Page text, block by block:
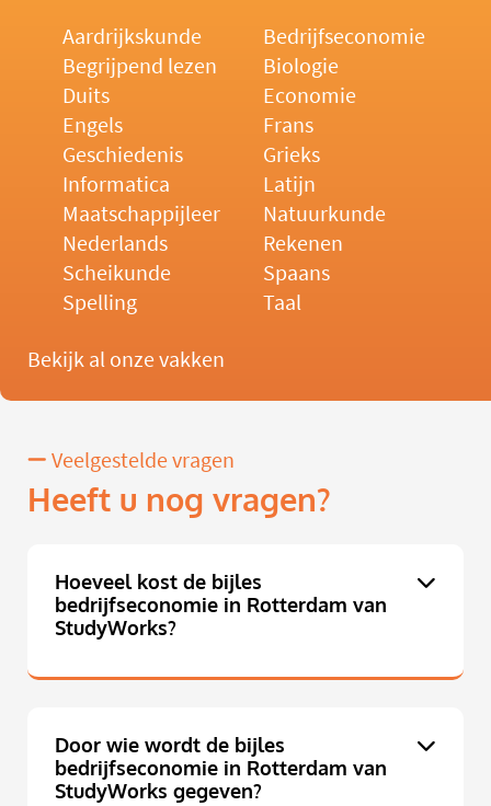
Aardrijkskunde
Bedrijfseconomie
Begrijpend lezen
Biologie
Duits
Economie
Engels
Frans
Geschiedenis
Grieks
Informatica
Latijn
Maatschappijleer
Natuurkunde
Nederlands
Rekenen
Scheikunde
Spaans
Spelling
Taal
Bekijk al onze vakken
Veelgestelde vragen
Heeft u nog vragen?
Hoeveel kost de bijles
bedrijfseconomie in Rotterdam van
StudyWorks?
Door wie wordt de bijles
bedrijfseconomie in Rotterdam van
StudyWorks gegeven?